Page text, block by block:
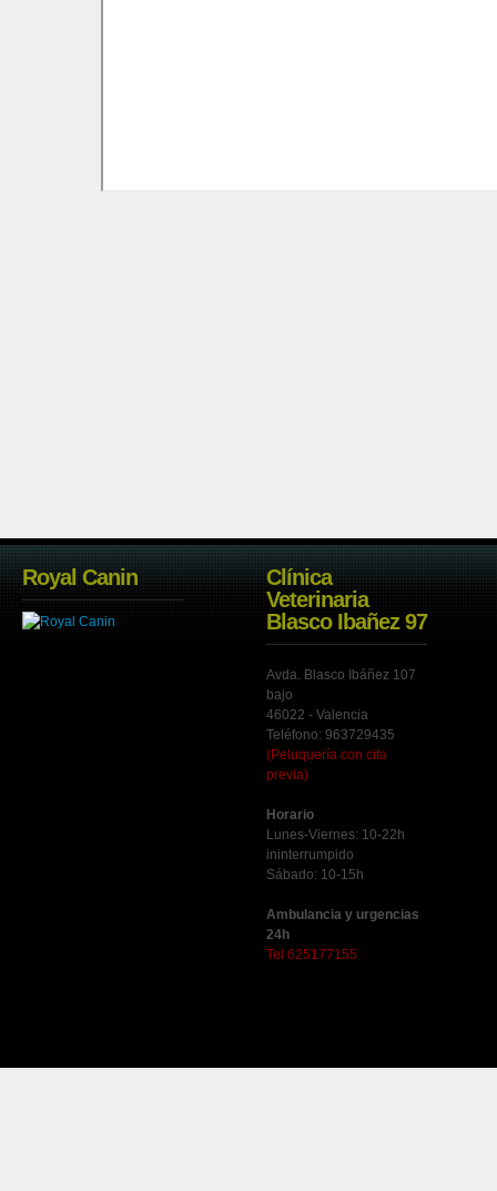
Royal Canin
Clínica
Veterinaria
Blasco Ibañez 97
Avda. Blasco Ibáñez 107
bajo
46022 - Valencia
Teléfono: 963729435
(Peluquería con cita
previa)
Horario
Lunes-Viernes: 10-22h
ininterrumpido
Sábado: 10-15h
Ambulancia y urgencias
24h
Tel 625177155